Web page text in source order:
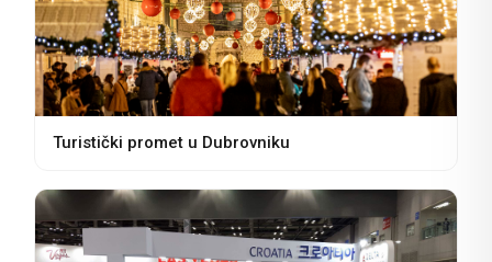
Turistički promet u Dubrovniku